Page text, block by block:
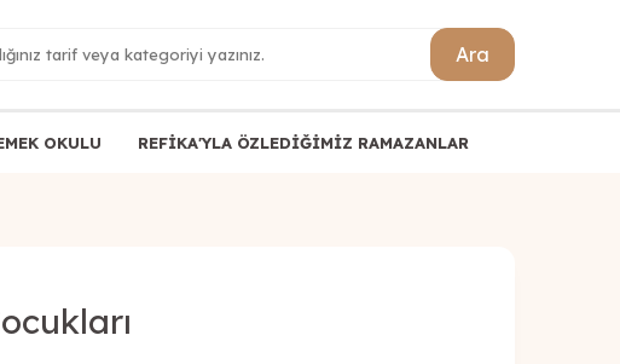
Ara
OKULU REFİKA'YLA ÖZLEDİĞİMİZ RAMAZANLAR